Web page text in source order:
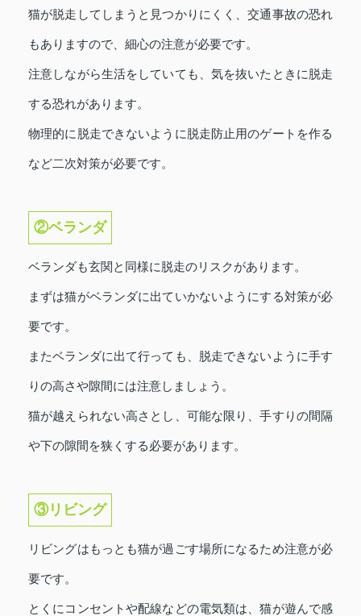
猫が脱走してしまうと見つかりにくく、交通事故の恐れ
もありますので、細心の注意が必要です。
注意しながら生活をしていても、気を抜いたときに脱走
する恐れがあります。
物理的に脱走できないように脱走防止用のゲートを作る
など二次対策が必要です。
②ベランダ
ベランダも玄関と同様に脱走のリスクがあります。
まずは猫がベランダに出ていかないようにする対策が必
要です。
またベランダに出て行っても、脱走できないように手す
りの高さや隙間には注意しましょう。
猫が越えられない高さとし、可能な限り、手すりの間隔
や下の隙間を狭くする必要があります。
③リビング
リビングはもっとも猫が過ごす場所になるため注意が必
要です。
とくにコンセントや配線などの電気類は、猫が遊んで感